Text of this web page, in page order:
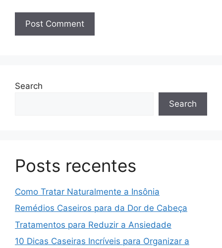
Search
Search
Posts recentes
Como Tratar Naturalmente a Insônia
Remédios Caseiros para da Dor de Cabeça
Tratamentos para Reduzir a Ansiedade
10 Dicas Caseiras Incríveis para Organizar a